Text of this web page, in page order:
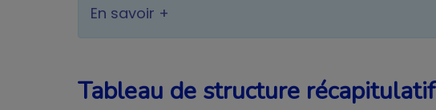
En savoir +
Tableau de structure récapitulatif